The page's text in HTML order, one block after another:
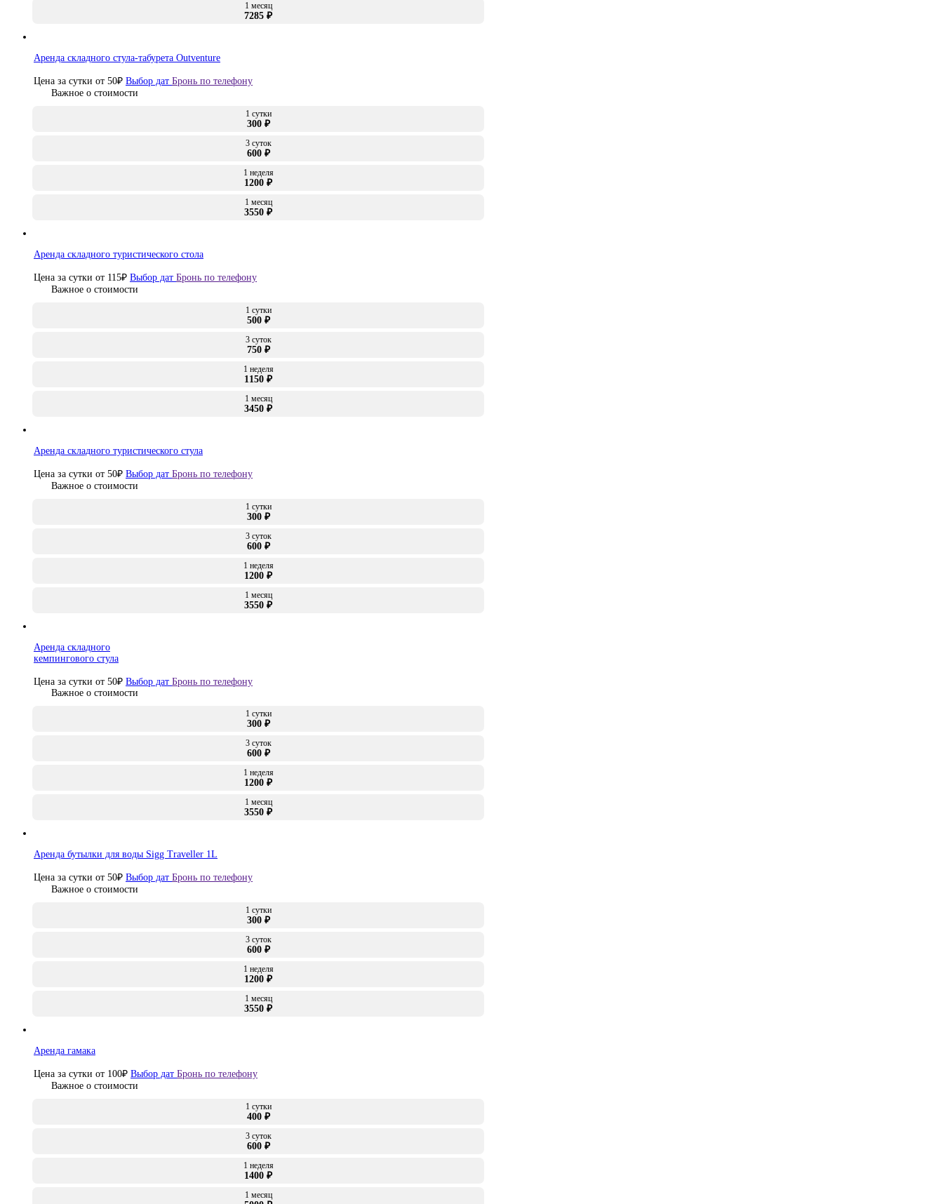
1 месяц
7285 ₽
Аренда складного стула-табурета Outventure
Цена за сутки от 50₽ Выбор дат Бронь по телефону
Важное о стоимости
1 сутки
300 ₽
3 суток
600 ₽
1 неделя
1200 ₽
1 месяц
3550 ₽
Аренда складного туристического стола
Цена за сутки от 115₽ Выбор дат Бронь по телефону
Важное о стоимости
1 сутки
500 ₽
3 суток
750 ₽
1 неделя
1150 ₽
1 месяц
3450 ₽
Аренда складного туристического стула
Цена за сутки от 50₽ Выбор дат Бронь по телефону
Важное о стоимости
1 сутки
300 ₽
3 суток
600 ₽
1 неделя
1200 ₽
1 месяц
3550 ₽
Аренда складного
кемпингового стула
Цена за сутки от 50₽ Выбор дат Бронь по телефону
Важное о стоимости
1 сутки
300 ₽
3 суток
600 ₽
1 неделя
1200 ₽
1 месяц
3550 ₽
Аренда бутылки для воды Sigg Traveller 1L
Цена за сутки от 50₽ Выбор дат Бронь по телефону
Важное о стоимости
1 сутки
300 ₽
3 суток
600 ₽
1 неделя
1200 ₽
1 месяц
3550 ₽
Аренда гамака
Цена за сутки от 100₽ Выбор дат Бронь по телефону
Важное о стоимости
1 сутки
400 ₽
3 суток
600 ₽
1 неделя
1400 ₽
1 месяц